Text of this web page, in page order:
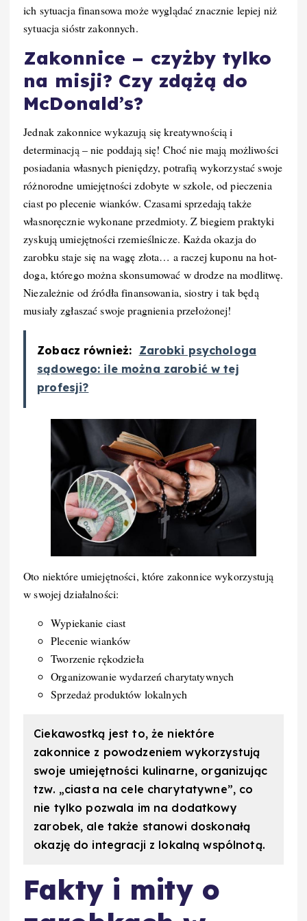
ich sytuacja finansowa może wyglądać znacznie lepiej niż
sytuacja sióstr zakonnych.
Zakonnice – czyżby tylko
na misji? Czy zdążą do
McDonald’s?
Jednak zakonnice wykazują się kreatywnością i
determinacją – nie poddają się! Choć nie mają możliwości
posiadania własnych pieniędzy, potrafią wykorzystać swoje
różnorodne umiejętności zdobyte w szkole, od pieczenia
ciast po plecenie wianków. Czasami sprzedają także
własnoręcznie wykonane przedmioty. Z biegiem praktyki
zyskują umiejętności rzemieślnicze. Każda okazja do
zarobku staje się na wagę złota… a raczej kuponu na hot-
doga, którego można skonsumować w drodze na modlitwę.
Niezależnie od źródła finansowania, siostry i tak będą
musiały zgłaszać swoje pragnienia przełożonej!
Zobacz również: Zarobki psychologa
sądowego: ile można zarobić w tej
profesji?
Oto niektóre umiejętności, które zakonnice wykorzystują
w swojej działalności:
Wypiekanie ciast
Plecenie wianków
Tworzenie rękodzieła
Organizowanie wydarzeń charytatywnych
Sprzedaż produktów lokalnych
Ciekawostką jest to, że niektóre
zakonnice z powodzeniem wykorzystują
swoje umiejętności kulinarne, organizując
tzw. „ciasta na cele charytatywne”, co
nie tylko pozwala im na dodatkowy
zarobek, ale także stanowi doskonałą
okazję do integracji z lokalną wspólnotą.
Fakty i mity o